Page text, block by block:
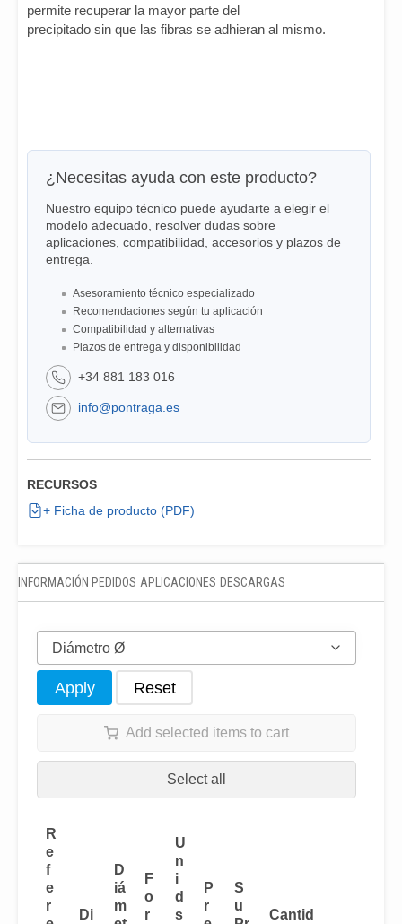
permite recuperar la mayor parte del
precipitado sin que las fibras se adhieran al mismo.
¿Necesitas ayuda con este producto?
Nuestro equipo técnico puede ayudarte a elegir el
modelo adecuado, resolver dudas sobre
aplicaciones, compatibilidad, accesorios y plazos de
entrega.
Asesoramiento técnico especializado
Recomendaciones según tu aplicación
Compatibilidad y alternativas
Plazos de entrega y disponibilidad
+34 881 183 016
info@pontraga.es
RECURSOS
+ Ficha de producto (PDF)
INFORMACIÓN PEDIDOS APLICACIONES DESCARGAS
Diámetro Ø
Apply Reset
Add selected items to cart
Select all
R
e
f
e
r
Di
D
iá
m
F
o
r
U
n
i
d
s
P
r
S
u
Cantid